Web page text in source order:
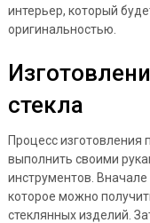
интерьер, который
оригинальностью.
стекла
Процесс изготовления
выполнить своими
инструментов.
которое можно
стеклянных изделий.